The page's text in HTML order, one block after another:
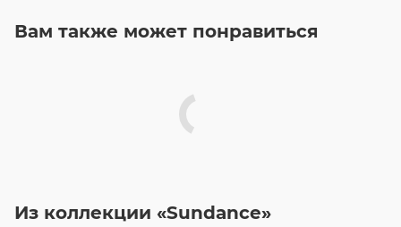
Вам также может понравиться
Из коллекции «Sundance»